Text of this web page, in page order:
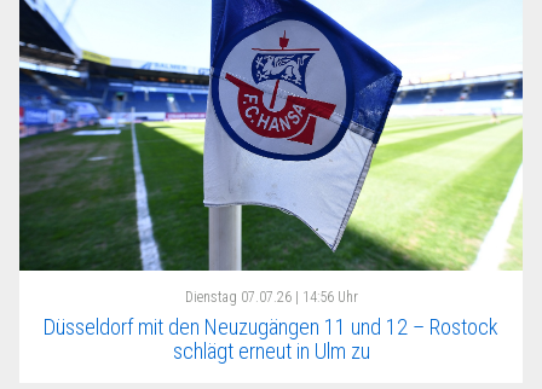
Dienstag 07.07.26 | 14:56 Uhr
Düsseldorf mit den Neuzugängen 11 und 12 – Rostock
schlägt erneut in Ulm zu